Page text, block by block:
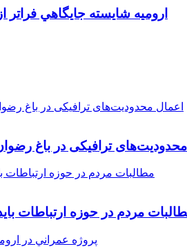
اروميه شايسته جايگاهي
ترافیکی در باغ
مردم در حوزه ارتباطات